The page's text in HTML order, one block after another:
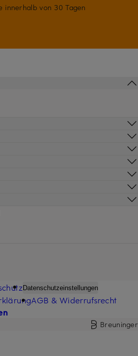
innerhalb von 30 Tagen
Datenschutzeinstellungen
AGB & Widerrufsrecht
Breuninger